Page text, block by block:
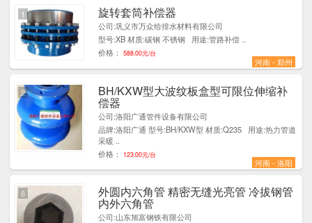
旋转套筒补偿器
公司:巩义市万众给排水材料有限公司
型号:XB 材质:碳钢 不锈钢 用途:管路补偿 ..
价格：
588.00元/台
河南 - 郑州
1
BH/KXW型大波纹板盒型可限位伸缩补
偿器
公司:洛阳广通管件设备有限公司
品牌:洛阳广通 型号:BH/KXW型 材质:Q235 用途:热力管道
采暖 ..
价格：
123.00元/台
河南 - 洛阳
2
外圆内六角管 精密无缝光亮管 冷拔钢管
内外六角管
公司:山东旭富钢铁有限公司
8